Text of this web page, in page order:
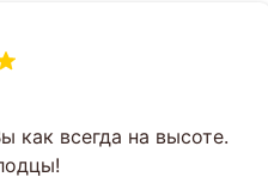
как всегда на высоте.